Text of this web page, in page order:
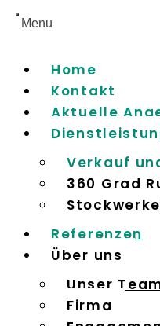
Home
Kontakt
Aktuelle
Verkauf
360 Grad
Referenzen
Über uns
Unser
Firma